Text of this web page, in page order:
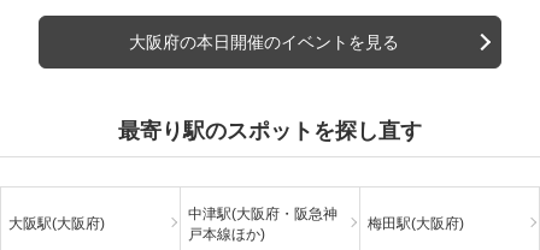
大阪府の本日開催のイベントを見る
最寄り駅のスポットを探し直す
大阪駅(大阪府)
中津駅(大阪府・阪急神
戸本線ほか)
梅田駅(大阪府)